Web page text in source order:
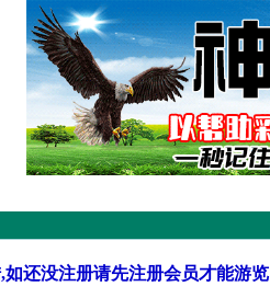
还没注册请先注册会员才能游览